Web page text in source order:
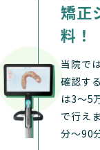
矯正
料！
当院で
確認す
は3〜5
で行え
分〜90